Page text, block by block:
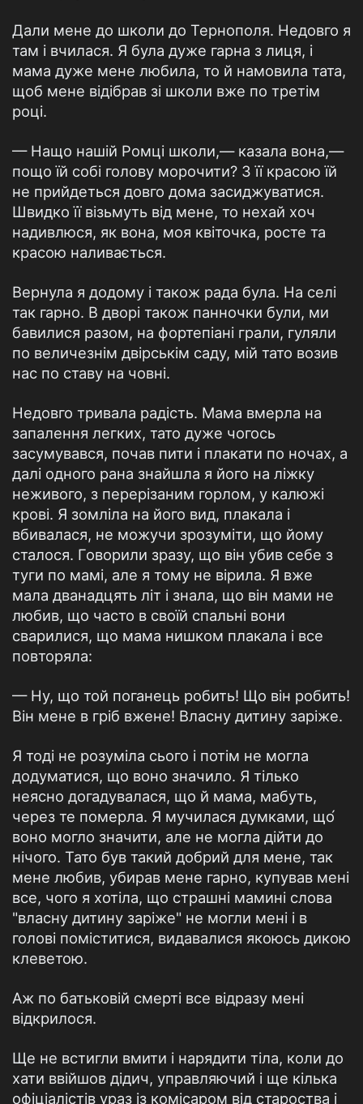
Дали мене до школи до Тернополя. Недовго я
там і вчилася. Я була дуже гарна з лиця, і
мама дуже мене любила, то й намовила тата,
щоб мене відібрав зі школи вже по третім
році.
— Нащо нашій Ромці школи,— казала вона,—
пощо їй собі голову морочити? З її красою їй
не прийдеться довго дома засиджуватися.
Швидко її візьмуть від мене, то нехай хоч
надивлюся, як вона, моя квіточка, росте та
красою наливається.
Вернула я додому і також рада була. На селі
так гарно. В дворі також панночки були, ми
бавилися разом, на фортепіані грали, гуляли
по величезнім двірськім саду, мій тато возив
нас по ставу на човні.
Недовго тривала радість. Мама вмерла на
запалення легких, тато дуже чогось
засумувався, почав пити і плакати по ночах, а
далі одного рана знайшла я його на ліжку
неживого, з перерізаним горлом, у калюжі
крові. Я зомліла на його вид, плакала і
вбивалася, не можучи зрозуміти, що йому
сталося. Говорили зразу, що він убив себе з
туги по мамі, але я тому не вірила. Я вже
мала дванадцять літ і знала, що він мами не
любив, що часто в своїй спальні вони
сварилися, що мама нишком плакала і все
повторяла:
— Ну, що той поганець робить! Що він робить!
Він мене в гріб вжене! Власну дитину заріже.
Я тоді не розуміла сього і потім не могла
додуматися, що воно значило. Я тілько
неясно догадувалася, що й мама, мабуть,
через те померла. Я мучилася думками, що́
воно могло значити, але не могла дійти до
нічого. Тато був такий добрий для мене, так
мене любив, убирав мене гарно, купував мені
все, чого я хотіла, що страшні мамині слова
"власну дитину заріже" не могли мені і в
голові поміститися, видавалися якоюсь дикою
клеветою.
Аж по батьковій смерті все відразу мені
відкрилося.
Ще не встигли вмити і нарядити тіла, коли до
хати ввійшов дідич, управляючий і ще кілька
офіціалістів ураз із комісаром від староства і